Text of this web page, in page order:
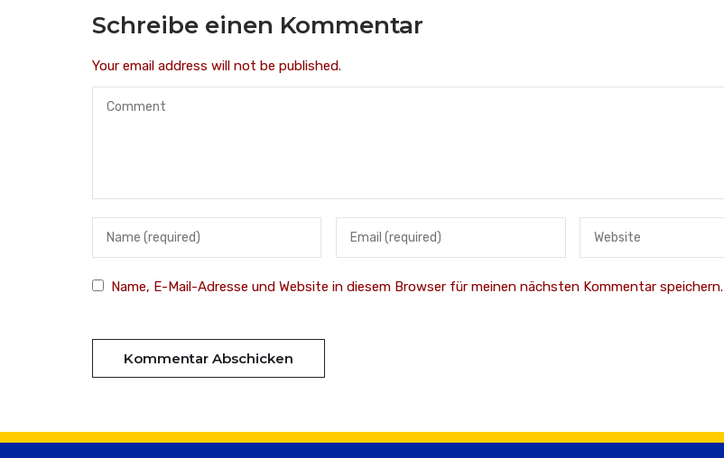
Schreibe einen Kommentar
Your email address will not be published.
Name, E-Mail-Adresse und Website in diesem Browser für meinen nächsten Kommentar speichern.